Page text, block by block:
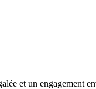
et un engagement